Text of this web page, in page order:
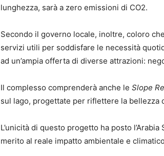
lunghezza, sarà a zero emissioni di CO2.
Secondo il governo locale, inoltre, coloro
servizi utili per soddisfare le necessità
ad un’ampia offerta di diverse attrazioni:
Il complesso comprenderà anche le Slope
sul lago, progettate per riflettere la bellezza
L’unicità di questo progetto ha posto
merito al reale impatto ambientale e